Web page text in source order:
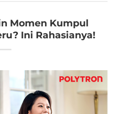
Momen Kumpul
Ini Rahasianya!